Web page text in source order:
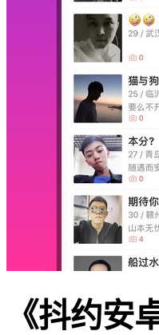
《抖约安